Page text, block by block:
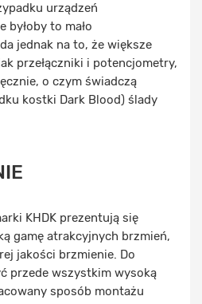
urządzeń
byłoby to mało
jednak na to, że większe
przełączniki i potencjometry,
o czym świadczą
kostki Dark Blood) ślady
KHDK prezentują się
gamę atrakcyjnych brzmień,
jakości brzmienie. Do
przede wszystkim wysoką
sposób montażu